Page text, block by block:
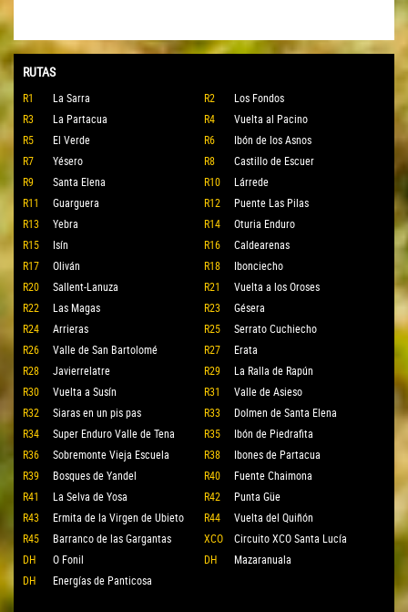
RUTAS
R1 La Sarra R2
Los Fondos
R3
La Partacua R4
Vuelta al Pacino
R5
El Verde R6
Ibón de los Asnos
R7
Yésero R8
Castillo de Escuer
R9
Santa Elena R10
Lárrede
R11
Guarguera R12
Puente Las Pilas
R13
Yebra R14
Oturia Enduro
R15
Isín R16
Caldearenas
R17
Oliván R18
Ibonciecho
R20
Sallent-Lanuza R21
Vuelta a los Oroses
R22
Las Magas R23
Gésera
R24
Arrieras R25
Serrato Cuchiecho
R26
Valle de San Bartolomé R27
Erata
R28
Javierrelatre R29
La Ralla de Rapún
R30
Vuelta a Susín R31
Valle de Asieso
R32
Siaras en un pis pas R33
Dolmen de Santa Elena
R34
Super Enduro Valle de Tena R35
Ibón de Piedrafita
R36
Sobremonte Vieja Escuela R38
Ibones de Partacua
R39
Bosques de Yandel R40
Fuente Chaimona
R41
La Selva de Yosa R42
Punta Güe
R43
Ermita de la Virgen de Ubieto R44
Vuelta del Quiñón
R45
Barranco de las Gargantas XCO
Circuito XCO Santa Lucía
DH
O Fonil DH
Mazaranuala
DH
Energías de Panticosa